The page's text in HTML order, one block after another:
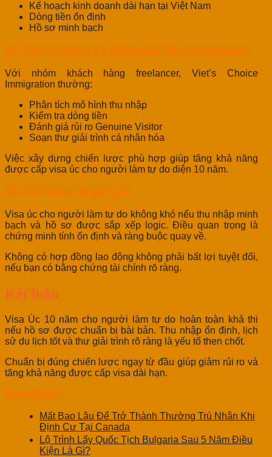
Kế hoạch kinh doanh dài hạn tại Việt Nam
Dòng tiền ổn định
Hồ sơ minh bạch
11. Viet’s Choice và chiến lược hồ sơ freelancer
Với nhóm khách hàng freelancer, Viet’s Choice
Immigration thường:
Phân tích mô hình thu nhập
Kiểm tra dòng tiền
Đánh giá rủi ro Genuine Visitor
Soạn thư giải trình cá nhân hóa
Việc xây dựng chiến lược phù hợp giúp tăng khả năng
được cấp visa úc cho người làm tự do diện 10 năm.
12. Góc nhìn chuyên gia
Visa úc cho người làm tự do không khó nếu thu nhập minh
bạch và hồ sơ được sắp xếp logic. Điều quan trọng là
chứng minh tính ổn định và ràng buộc quay về.
Không có hợp đồng lao động không phải bất lợi tuyệt đối,
nếu bạn có bằng chứng tài chính rõ ràng.
Kết luận
Visa Úc 10 năm cho người làm tự do hoàn toàn khả thi
nếu hồ sơ được chuẩn bị bài bản. Thu nhập ổn định, lịch
sử du lịch tốt và thư giải trình rõ ràng là yếu tố then chốt.
Chuẩn bị đúng chiến lược ngay từ đầu giúp giảm rủi ro và
tăng khả năng được cấp visa dài hạn.
Xem thêm:
Mất Bao Lâu Để Trở Thành Thường Trú Nhân Khi
Định Cư Tại Canada
Lộ Trình Lấy Quốc Tịch Bulgaria Sau 5 Năm Điều
Kiện Là Gì?